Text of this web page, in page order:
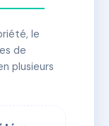
le
de
plusieurs